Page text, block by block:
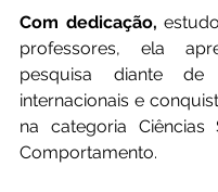
Com dedicação,
professores, ela
pesquisa diante de
internacionais e
na categoria
Comportamento.